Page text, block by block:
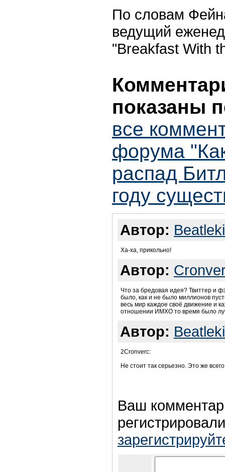
По словам
ведущий
"Breakfast With
показаны
все
форума
распад
году
Автор:
Ха-ха, прикольно!
Автор:
Что за бредовая идея? Твиттер и
было, как и не было миллионов
весь мир каждое своё движение и
отношении ИМХО то время было
Автор:
2Cronverc:
Не стоит так серьезно. Это же
Ваш